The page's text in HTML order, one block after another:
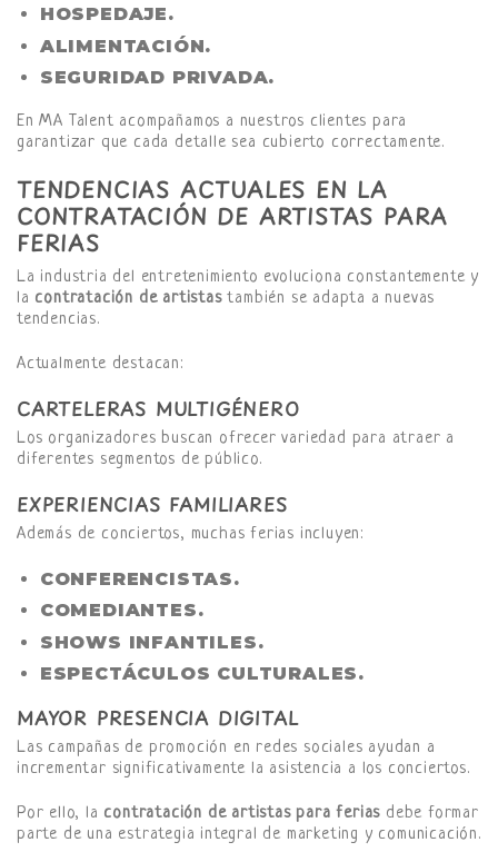
HOSPEDAJE.
ALIMENTACIÓN.
SEGURIDAD PRIVADA.
En MA Talent acompañamos a nuestros clientes para
garantizar que cada detalle sea cubierto correctamente.
TENDENCIAS ACTUALES EN LA
CONTRATACIÓN DE ARTISTAS PARA
FERIAS
La industria del entretenimiento evoluciona constantemente y
la contratación de artistastambién se adapta a nuevas
tendencias.
Actualmente destacan:
CARTELERAS MULTIGÉNERO
Los organizadores buscan ofrecer variedad para atraer a
diferentes segmentos de público.
EXPERIENCIAS FAMILIARES
Además de conciertos, muchas ferias incluyen:
CONFERENCISTAS.
COMEDIANTES.
SHOWS INFANTILES.
ESPECTÁCULOS CULTURALES.
MAYOR PRESENCIA DIGITAL
Las campañas de promoción en redes sociales ayudan a
incrementar significativamente la asistencia a los conciertos.
Por ello, la contratación de artistas para ferias debe formar
parte de una estrategia integral de marketing y comunicación.